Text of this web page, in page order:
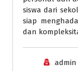
siswa dari
siap
dan
admin